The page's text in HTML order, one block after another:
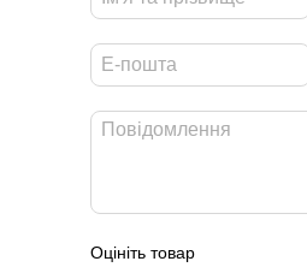
Оцініть товар